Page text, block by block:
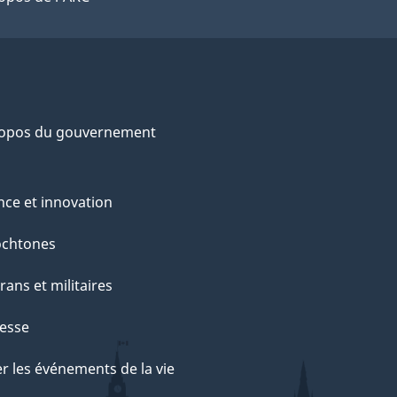
du gouvernement
et innovation
et militaires
les événements de la vie